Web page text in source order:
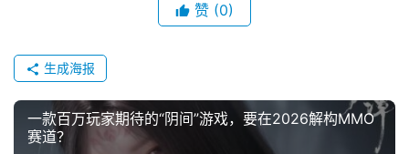
赞 (0)
生成海报
一款百万玩家期待的“阴间”游戏，要在2026解构MMO
赛道？